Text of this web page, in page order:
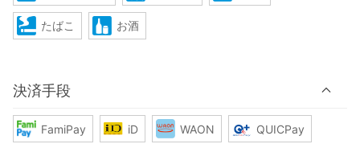
たばこ お酒
決済手段
FamiPay iD WAON QUICPay